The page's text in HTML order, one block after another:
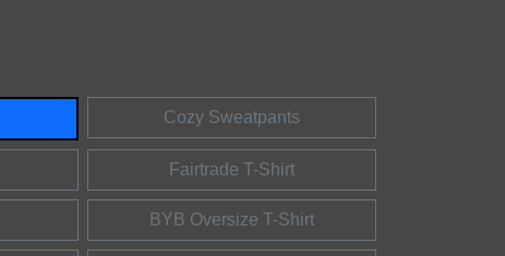
Cozy Sweatpants
Fairtrade T-Shirt
BYB Oversize T-Shirt